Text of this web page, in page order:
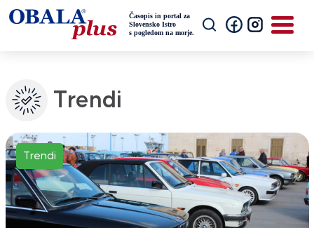
Trendi
Trendi